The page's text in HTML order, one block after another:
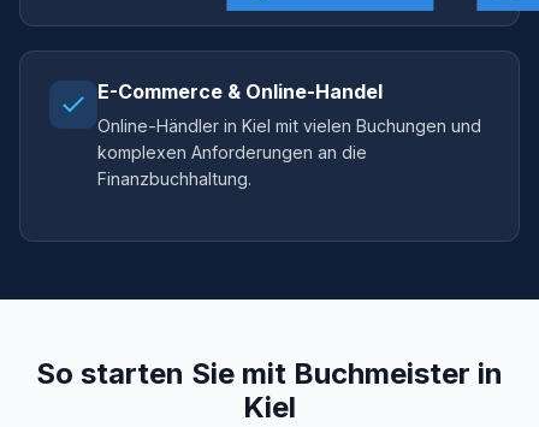
E-Commerce & Online-Handel
Online-Händler in Kiel mit vielen Buchungen und
komplexen Anforderungen an die
Finanzbuchhaltung.
So starten Sie mit Buchmeister in
Kiel